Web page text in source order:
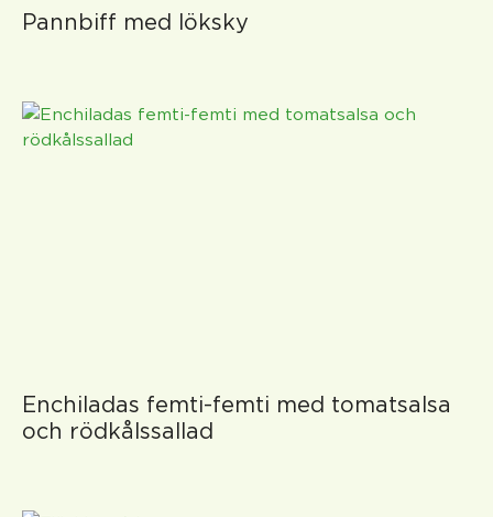
Pannbiff med löksky
Enchiladas femti-femti med tomatsalsa
och rödkålssallad